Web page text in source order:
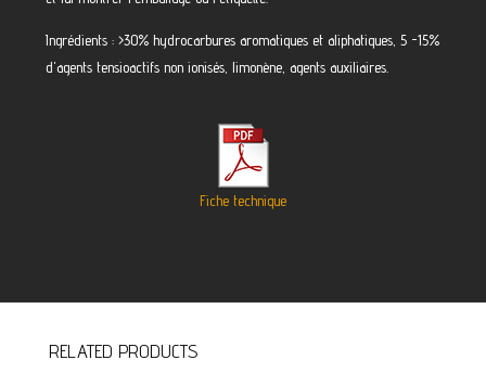
Ingrédients : >30% hydrocarbures aromatiques et aliphatiques, 5 -15%
d'agents tensioactifs non ionisés, limonène, agents auxiliaires.
Fiche technique
RELATED PRODUCTS